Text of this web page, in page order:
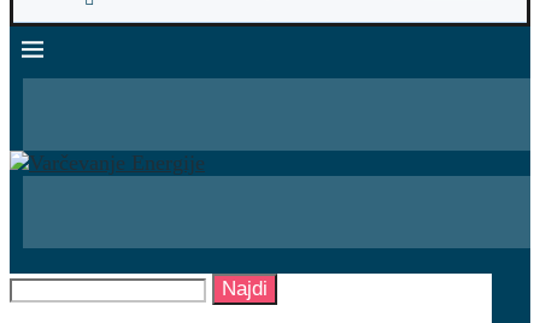
Najdi